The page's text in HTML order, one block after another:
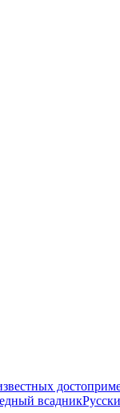
всадник